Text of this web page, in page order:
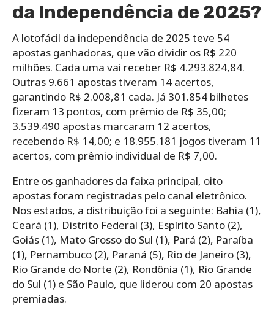
da Independência de 2025?
A lotofácil da independência de 2025 teve 54
apostas ganhadoras, que vão dividir os R$ 220
milhões. Cada uma vai receber R$ 4.293.824,84.
Outras 9.661 apostas tiveram 14 acertos,
garantindo R$ 2.008,81 cada. Já 301.854 bilhetes
fizeram 13 pontos, com prêmio de R$ 35,00;
3.539.490 apostas marcaram 12 acertos,
recebendo R$ 14,00; e 18.955.181 jogos tiveram 11
acertos, com prêmio individual de R$ 7,00.
Entre os ganhadores da faixa principal, oito
apostas foram registradas pelo canal eletrônico.
Nos estados, a distribuição foi a seguinte: Bahia (1),
Ceará (1), Distrito Federal (3), Espírito Santo (2),
Goiás (1), Mato Grosso do Sul (1), Pará (2), Paraíba
(1), Pernambuco (2), Paraná (5), Rio de Janeiro (3),
Rio Grande do Norte (2), Rondônia (1), Rio Grande
do Sul (1) e São Paulo, que liderou com 20 apostas
premiadas.